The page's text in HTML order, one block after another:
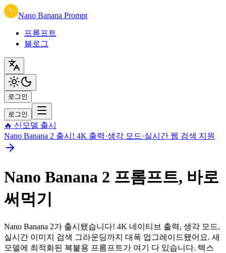
Nano Banana Prompt
프롬프트
블로그
로그인
로그인
🔥 신모델 출시
Nano Banana 2 출시! 4K 출력·생각 모드·실시간 웹 검색 지원
Nano Banana 2 프롬프트, 바로
써먹기
Nano Banana 2가 출시됐습니다! 4K 네이티브 출력, 생각 모드,
실시간 이미지 검색 그라운딩까지 대폭 업그레이드됐어요. 새
모델에 최적화된 복붙용 프롬프트가 여기 다 있습니다. 텍스